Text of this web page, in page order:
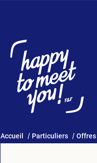
Accueil Particuliers Offres